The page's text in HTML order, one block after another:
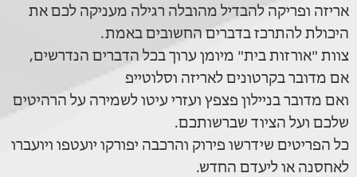
אריזה ופריקה להבדיל מהובלה רגילה מעניקה לכם את
היכולת להתרכז בדברים החשובים באמת.
צוות "אורזות בית" מיומן ערוך בכל הדברים הנדרשים,
אם מדובר בקרטונים לאריזה וסלוטייפ
ואם מדובר בניילון פצפץ ועזרי עיטו לשמירה על הרהיטים
שלכם ועל הציוד שברשותכם.
כל הפריטים שידרשו פירוק והרכבה יפורקו יועטפו ויועברו
לאחסנה או ליעדם החדש.